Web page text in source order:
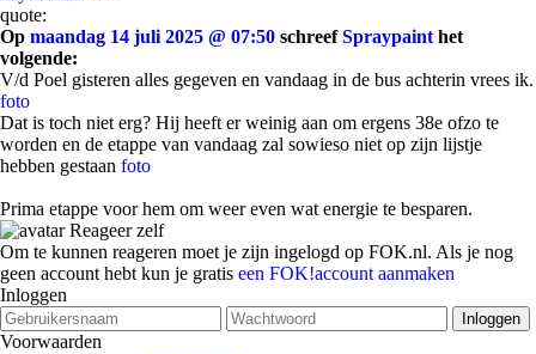
quote:
Op maandag 14 juli 2025 @ 07:50 schreefSpraypaint het
volgende:
V/d Poel gisteren alles gegeven en vandaag in de bus achterin vrees ik.
foto
Dat is toch niet erg? Hij heeft er weinig aan om ergens 38e ofzo te
worden en de etappe van vandaag zal sowieso niet op zijn lijstje
hebben gestaan foto
Prima etappe voor hem om weer even wat energie te besparen.
Reageer zelf
Om te kunnen reageren moet je zijn ingelogd op FOK.nl. Als je nog
geen account hebt kun je gratis een FOK!account aanmaken
Inloggen
Voorwaarden